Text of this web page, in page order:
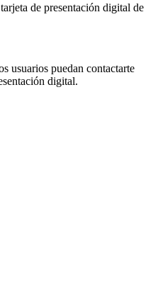
de presentación digital de
usuarios puedan contactarte
digital.